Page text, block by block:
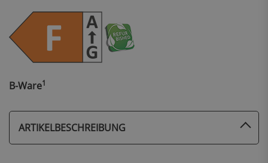
B-Ware1
ARTIKELBESCHREIBUNG